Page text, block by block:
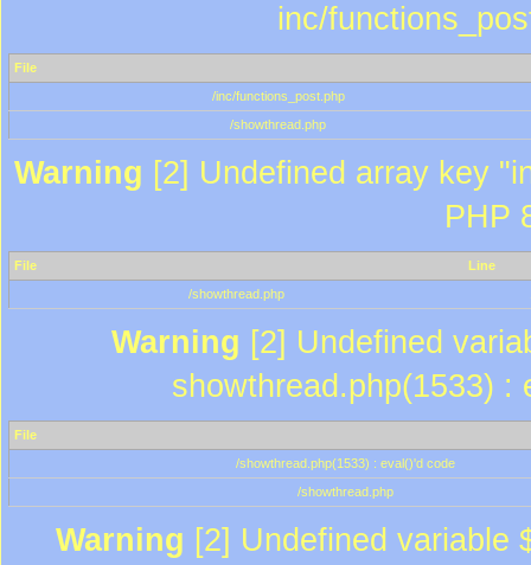
inc/
File
/inc/functions_post.php
/showthread.php
Warning [2] Undefined array key
PHP
File
Line
/showthread.php
Warning [2] Undefined
showthread.php(1533) :
File
/showthread.php(1533) : eval()'d code
/showthread.php
Warning [2] Undefined variable